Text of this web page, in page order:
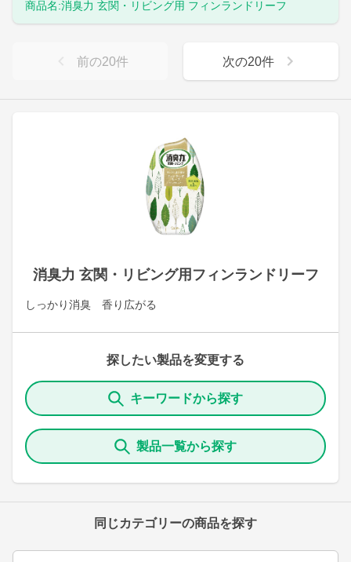
消臭力 玄関・リビング用フィンランドリーフ
しっかり消臭 香り広がる
探したい製品を変更する
キーワードから探す
製品一覧から探す
同じカテゴリーの商品を探す
商品名:消臭力 玄関・リビング用 フィンランドリーフ
前の20件 次の20件